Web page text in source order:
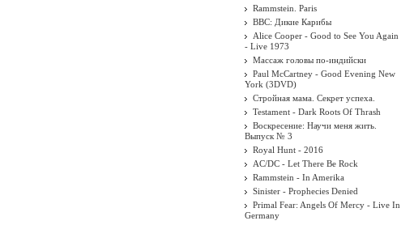
Rammstein. Paris
BBC: Дикие Карибы
Alice Cooper - Good to See You Again
- Live 1973
Массаж головы по-индийски
Paul McCartney - Good Evening New
York (3DVD)
Стройная мама. Секрет успеха.
Testament - Dark Roots Of Thrash
Воскресение: Научи меня жить.
Выпуск № 3
Royal Hunt - 2016
AC/DC - Let There Be Rock
Rammstein - In Amerika
Sinister - Prophecies Denied
Primal Fear: Angels Of Mercy - Live In
Germany